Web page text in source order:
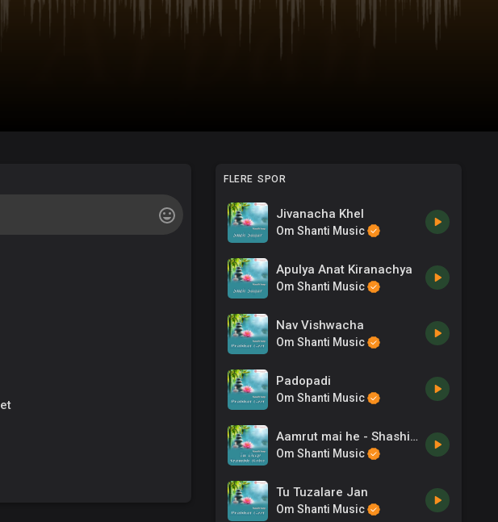
FLERE SPOR
Jivanacha Khel
Om Shanti Music
Apulya Anat Kiranachya
Om Shanti Music
Nav Vishwacha
Om Shanti Music
Padopadi
Om Shanti Music
Aamrut mai he - Shashi Mekal
Om Shanti Music
Tu Tuzalare Jan
Om Shanti Music